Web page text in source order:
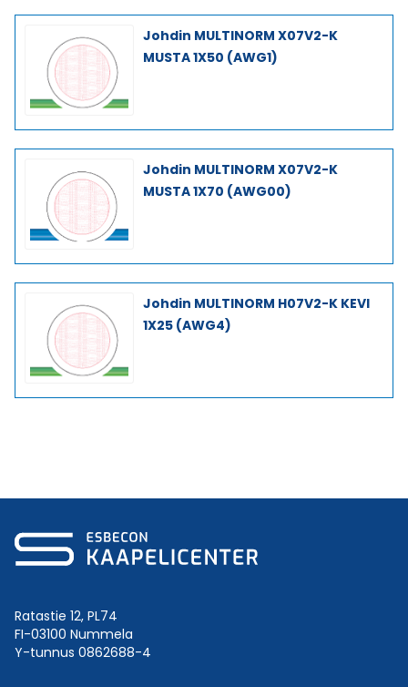
Johdin MULTINORM X07V2-K
MUSTA 1X50 (AWG1)
Johdin MULTINORM X07V2-K
MUSTA 1X70 (AWG00)
Johdin MULTINORM H07V2-K KEVI
1X25 (AWG4)
Ratastie 12, PL74
FI-03100 Nummela
Y-tunnus 0862688-4